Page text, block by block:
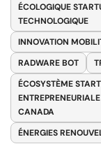
ÉCOLOGIQUE
TECHNOLOGIQUE
INNOVATION
RADWARE BOT
ÉCOSYSTÈME
CANADA
ÉNERGIES